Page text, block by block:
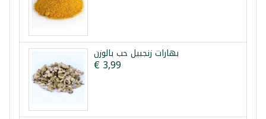
بهارات زنجبيل حب بالوزن
€ 3,99